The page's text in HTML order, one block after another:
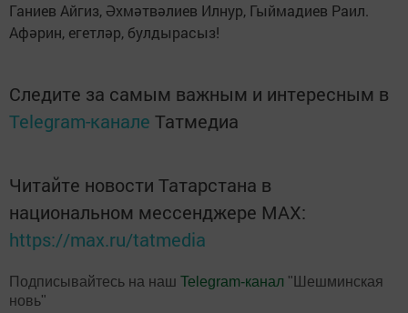
Га­ни­ев Ай­гиз, Әх­мәт­вә­ли­ев Ил­нур, Гый­ма­ди­ев Ра­ил.
Афә­рин, егет­ләр, бул­ды­ра­сыз!
Следите за самым важным и интересным в
Telegram-канале Татмедиа
Читайте новости Татарстана в
национальном мессенджере MАХ:
https://max.ru/tatmedia
Подписывайтесь на наш Telegram-канал "Шешминская
новь"